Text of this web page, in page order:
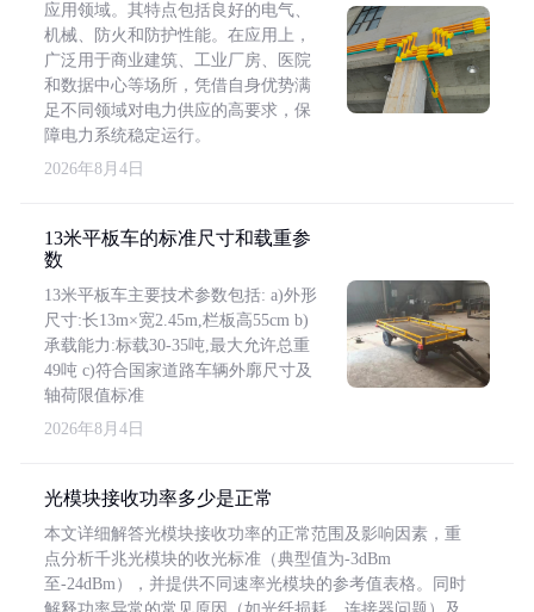
应用领域。其特点包括良好的电气、
机械、防火和防护性能。在应用上，
广泛用于商业建筑、工业厂房、医院
和数据中心等场所，凭借自身优势满
足不同领域对电力供应的高要求，保
障电力系统稳定运行。
2026年8月4日
13米平板车的标准尺寸和载重参
数
13米平板车主要技术参数包括: a)外形
尺寸:长13m×宽2.45m,栏板高55cm b)
承载能力:标载30-35吨,最大允许总重
49吨 c)符合国家道路车辆外廓尺寸及
轴荷限值标准
2026年8月4日
光模块接收功率多少是正常
本文详细解答光模块接收功率的正常范围及影响因素，重
点分析千兆光模块的收光标准（典型值为-3dBm
至-24dBm），并提供不同速率光模块的参考值表格。同时